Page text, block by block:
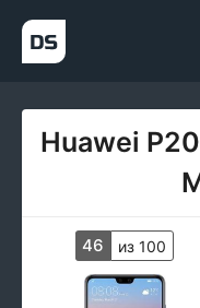
Huawei
46 из 100